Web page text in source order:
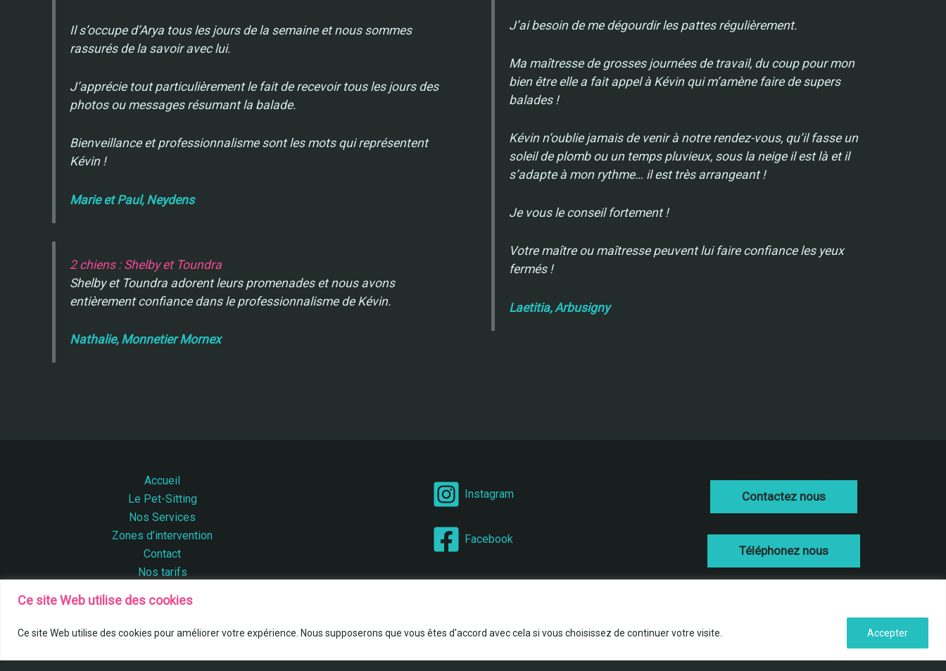
Ce site Web utilise des cookies
Ce site Web utilise des cookies pour améliorer votre expérience. Nous supposerons que vous êtes d'accord avec cela si vous choisissez de continuer votre visite. Accepter
Il s’occupe d’Arya tous les jours de la semaine et nous sommes
rassurés de la savoir avec lui.
J’apprécie tout particulièrement le fait de recevoir tous les jours des
photos ou messages résumant la balade.
Bienveillance et professionnalisme sont les mots qui représentent
Kévin !
Marie et Paul, Neydens
2 chiens : Shelby et Toundra
Shelby et Toundra adorent leurs promenades et nous avons
entièrement confiance dans le professionnalisme de Kévin.
Nathalie, Monnetier Mornex
J’ai besoin de me dégourdir les pattes régulièrement.
Ma maîtresse de grosses journées de travail, du coup pour mon
bien être elle a fait appel à Kévin qui m’amène faire de supers
balades !
Kévin n’oublie jamais de venir à notre rendez-vous, qu’il fasse un
soleil de plomb ou un temps pluvieux, sous la neige il est là et il
s’adapte à mon rythme… il est très arrangeant !
Je vous le conseil fortement !
Votre maître ou maîtresse peuvent lui faire confiance les yeux
fermés !
Laetitia, Arbusigny
Accueil
Le Pet-Sitting
Nos Services
Zones d’intervention
Contact
Nos tarifs
Instagram
Facebook
Contactez nous
Téléphonez nous